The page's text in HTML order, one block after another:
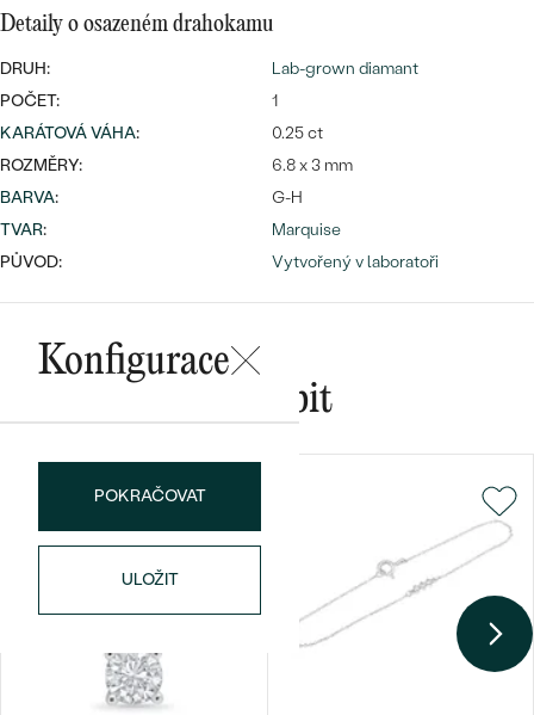
Bestsellery
Detaily o osazeném drahokamu
DRUH:
Lab-grown diamant
POČET:
1
KARÁTOVÁ VÁHA:
0.25 ct
ROZMĚRY:
6.8 x 3 mm
BARVA:
G-H
TVAR:
Marquise
PŮVOD:
Vytvořený v laboratoři
Konfigurace
POKRAČOVAT
ULOŽIT
Mohlo by se vám líbit